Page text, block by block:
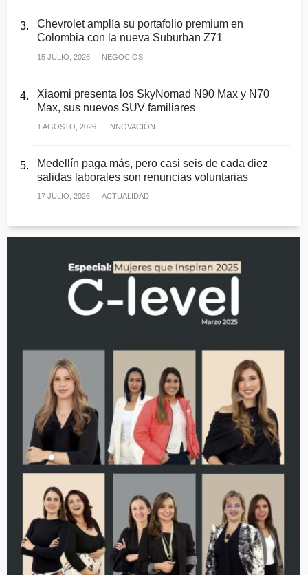
Chevrolet amplía su portafolio premium en
Colombia con la nueva Suburban Z71
15 JULIO, 2026 NEGOCIOS
Xiaomi presenta los SkyNomad N90 Max y N70
Max, sus nuevos SUV familiares
1 AGOSTO, 2026 INNOVACIÓN
Medellín paga más, pero casi seis de cada diez
salidas laborales son renuncias voluntarias
17 JULIO, 2026 ACTUALIDAD